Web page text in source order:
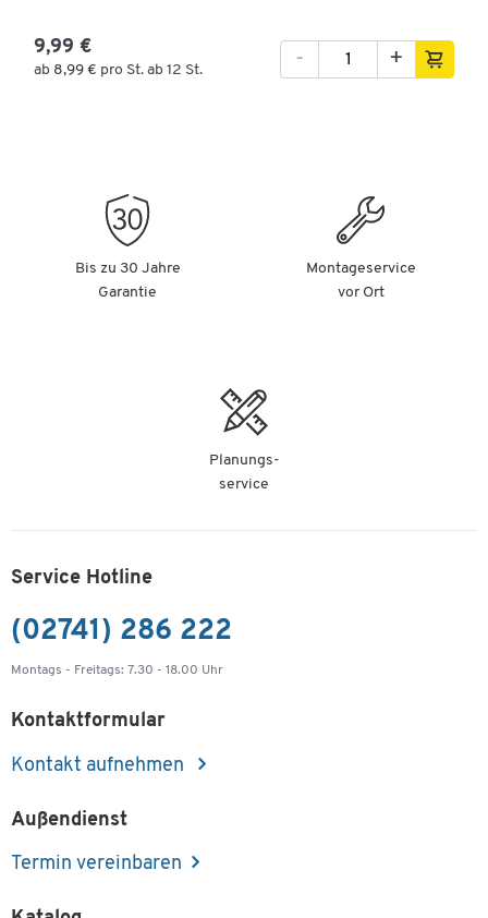
9,99 €
ab 8,99 € pro St. ab 12 St.
+
-
Bis zu 30 Jahre
Garantie
Montageservice
vor Ort
Planungs-
service
Service Hotline
(02741) 286 222
Montags - Freitags: 7.30 - 18.00 Uhr
Kontaktformular
Kontakt aufnehmen
Außendienst
Termin vereinbaren